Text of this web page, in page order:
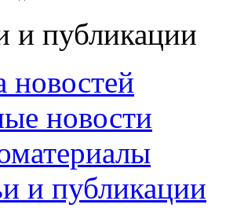
и публикации
новостей
новости
и публикации